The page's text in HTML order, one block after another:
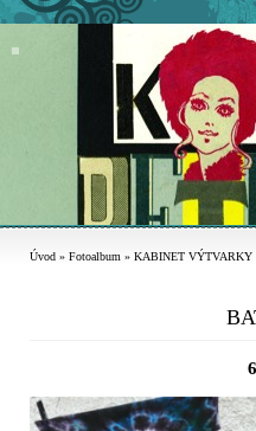
Úvod » Fotoalbum » KABINET VÝTVARKY